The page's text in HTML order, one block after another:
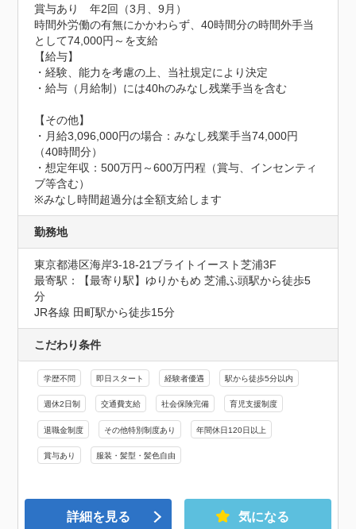
賞与あり　年2回（3月、9月）
時間外労働の有無にかかわらず、40時間分の時間外手当
として74,000円～を支給
【給与】
・経験、能力を考慮の上、当社規定により決定
・給与（月給制）には40hのみなし残業手当を含む
【その他】
・月給3,096,000円の場合：みなし残業手当74,000円
（40時間分）
・想定年収：500万円～600万円程（賞与、インセンティ
ブ等含む）
※みなし時間超過分は全額支給します
勤務地
東京都港区海岸3-18-21ブライトイースト芝浦3F
最寄駅：【最寄り駅】ゆりかもめ 芝浦ふ頭駅から徒歩5
分
JR各線 田町駅から徒歩15分
こだわり条件
学歴不問 即日スタート 経験者優遇 駅から徒歩5分以内
週休2日制 交通費支給 社会保険完備 育児支援制度
退職金制度 その他特別制度あり 年間休日120日以上
賞与あり 服装・髪型・髪色自由
詳細を見る 気になる